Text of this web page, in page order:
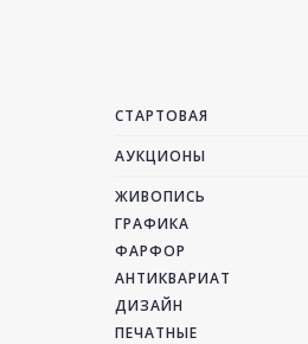
СТАРТОВАЯ
АУКЦИОНЫ
ЖИВОПИСЬ
ГРАФИКА
ФАРФОР
АНТИКВАРИАТ
ДИЗАЙН
ПЕЧАТНЫЕ